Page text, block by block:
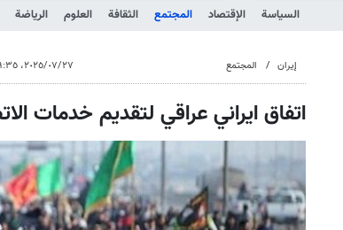
السياسة
الإقتصاد المجتمع الثقافة العلوم الرياضة
إيران المجتمع ٢٧‏/٠٧‏/٢٠٢٥، ٩:٣٥ م
اتفاق ايراني عراقي لتقديم خدمات